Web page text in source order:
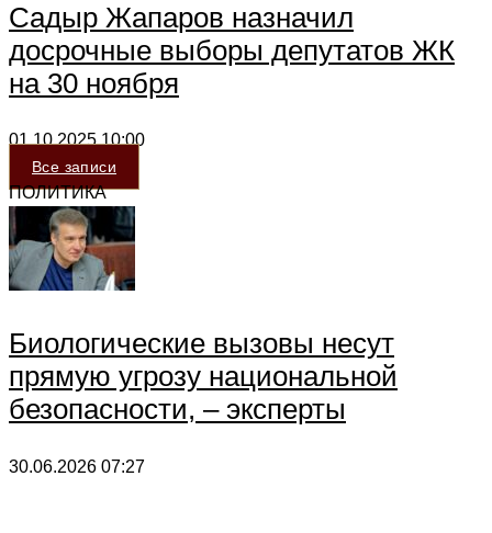
Садыр Жапаров назначил
досрочные выборы депутатов ЖК
на 30 ноября
01.10.202510:00
Все записи
ПОЛИТИКА
Биологические вызовы несут
прямую угрозу национальной
безопасности, – эксперты
30.06.2026 07:27